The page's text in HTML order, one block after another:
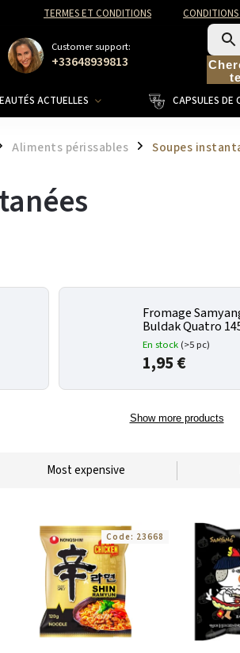
TERMES ET CONDITIONS
Customer support:
+33648939813
ACTUELLES CAPSULES DE
Aliments périssables / Soupes
Fromage
Buldak Quatro
En stock (>5 pc)
1,95 €
Show more products
Most expensive
Code: 23668